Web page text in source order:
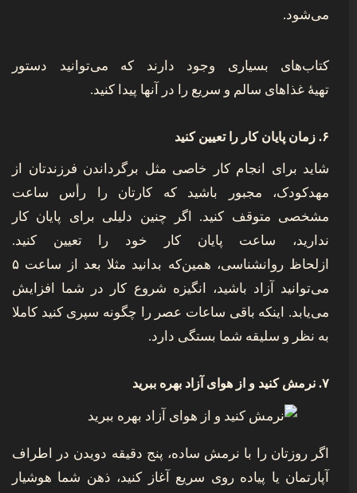
می‌شود.
کتاب‌های بسیاری وجود دارند که می‌‌توانید دستور
تهیۀ غذاهای سالم و سریع را در آنها پیدا کنید.
شاید برای انجام کار خاصی مثل برگرداندن فرزندتان از
مهدکودک، مجبور باشید که کارتان را رأس ساعت
مشخصی متوقف کنید. اگر چنین دلیلی برای پایان کار
ندارید، ساعت پایان کار خود را تعیین کنید.
ازلحاظ روانشناسی، همین‌که بدانید مثلا بعد از ساعت ۵
می‌توانید آزاد باشید، انگیزه شروع کار در شما افزایش
می‌یابد. اینکه باقی ساعات عصر را چگونه سپری کنید کاملا
به نظر و سلیقه شما بستگی دارد.
اگر روزتان را با نرمش ساده، پنج دقیقه دویدن در اطراف
آپارتمان یا پیاده روی سریع آغاز کنید، ذهن شما هوشیار